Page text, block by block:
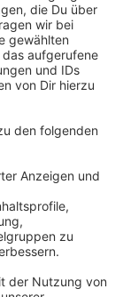
und
jeweiligen
NRW wird
Lippe
von